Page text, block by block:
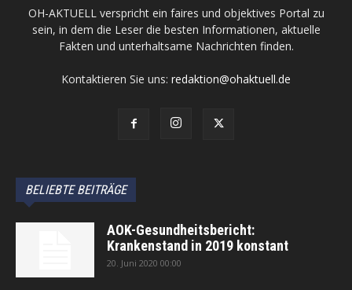
OH-AKTUELL verspricht ein faires und objektives Portal zu
sein, in dem die Leser die besten Informationen, aktuelle
Fakten und unterhaltsame Nachrichten finden.
Kontaktieren Sie uns: redaktion@ohaktuell.de
BELIEBTE BEITRÄGE
AOK-Gesundheitsbericht:
Krankenstand in 2019 konstant
20. Juni 2020 00:00